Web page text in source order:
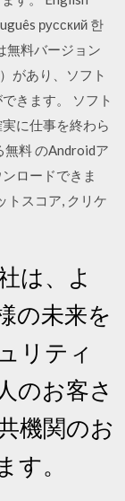
無料バージョン
があり、ソフト
きます。 ソフト
に仕事を終わら
無料 のAndroidア
ロードできま
トスコア, クリケ
は、よ
の未来を
リティ
のお客さ
機関のお
す。